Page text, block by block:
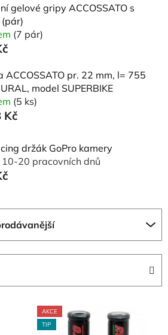
gelové gripy ACCOSSATO s
(7 pár)
ACCOSSATO pr. 22 mm, l= 755
model SUPERBIKE
(5 ks)
Kč
držák GoPro kamery
10-20 pracovních dnů
AKCE
TIP